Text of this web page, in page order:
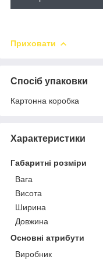
Приховати
Спосіб упаковки
Картонна коробка
Характеристики
Габаритні розміри
Вага
Висота
Ширина
Довжина
Основні атрибути
Виробник